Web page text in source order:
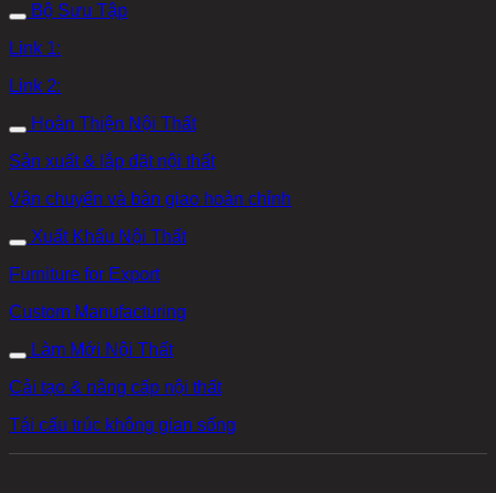
Bộ Sưu Tập
Link 1:
Link 2:
Hoàn Thiện Nội Thất
Sản xuất & lắp đặt nội thất
Vận chuyển và bàn giao hoàn chỉnh
Xuất Khẩu Nội Thất
Furniture for Export
Custom Manufacturing
Làm Mới Nội Thất
Cải tạo & nâng cấp nội thất
Tái cấu trúc không gian sống